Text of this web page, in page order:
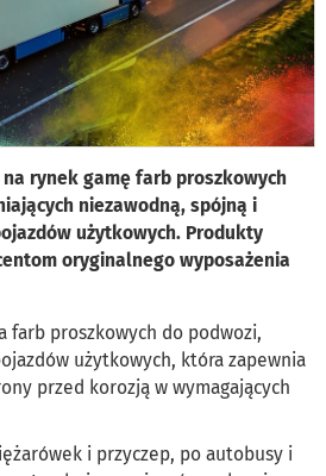
rynek gamę farb proszkowych
niezawodną, spójną i
użytkowych. Produkty
oryginalnego wyposażenia
farb proszkowych do podwozi,
użytkowych, która zapewnia
przed korozją w wymagających
i przyczep, po autobusy i